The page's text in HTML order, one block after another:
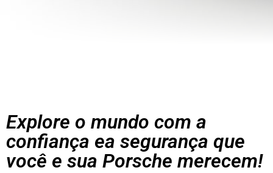
Explore o mundo com a
confiança ea segurança que
você e sua Porsche merecem!